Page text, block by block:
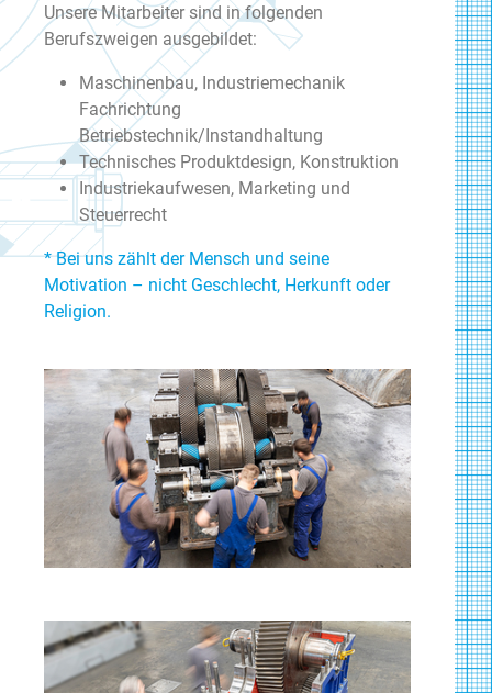
Unsere Mitarbeiter sind in folgenden
Berufszweigen ausgebildet:
Maschinenbau, Industriemechanik
Fachrichtung
Betriebstechnik/Instandhaltung
Technisches Produktdesign, Konstruktion
Industriekaufwesen, Marketing und
Steuerrecht
* Bei uns zählt der Mensch und seine
Motivation – nicht Geschlecht, Herkunft oder
Religion.